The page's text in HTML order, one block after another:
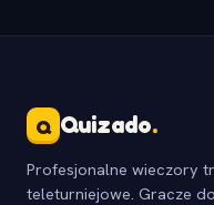
Q Quizado.
Profesjonalne wieczory
teleturniejowe. Gracze